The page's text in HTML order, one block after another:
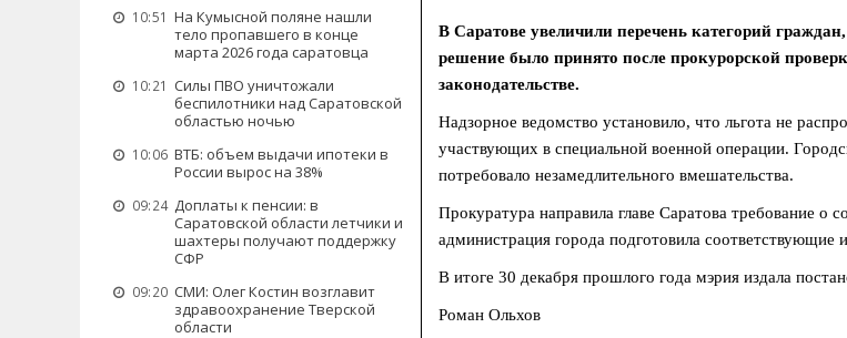
10:51 На Кумысной поляне нашли
тело пропавшего в конце
марта 2026 года саратовца
10:21 Силы ПВО уничтожали
беспилотники над Саратовской
областью ночью
10:06 ВТБ: объем выдачи ипотеки в
России вырос на 38%
09:24 Доплаты к пенсии: в
Саратовской области летчики и
шахтеры получают поддержку
СФР
09:20 СМИ: Олег Костин возглавит
здравоохранение Тверской
области
В Саратове увеличили перечень категорий
решение было принято после прокурорской
законодательстве.
Надзорное ведомство установило, что льгота не
участвующих в специальной военной операции.
потребовало незамедлительного вмешательства.
Прокуратура направила главе Саратова требование о
администрация города подготовила соответствующие
В итоге 30 декабря прошлого года мэрия издала
Роман Ольхов